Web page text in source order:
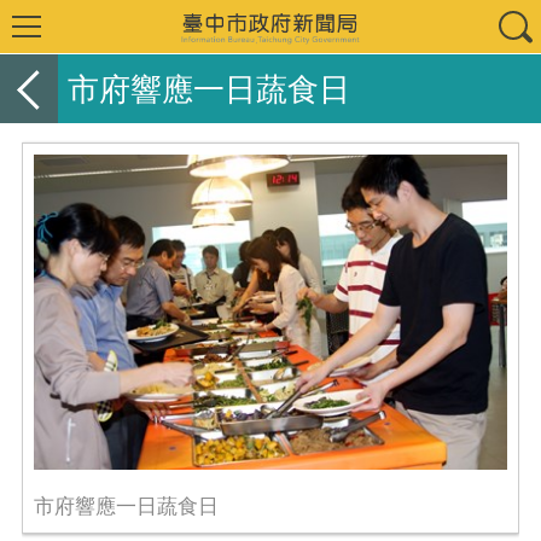
市府響應一日蔬食日
市府響應一日蔬食日